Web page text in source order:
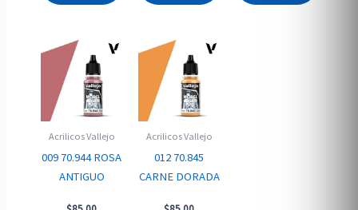
Acrilicos Vallejo
009 70.944 ROSA
ANTIGUO
Acrilicos Vallejo
012 70.845
CARNE DORADA